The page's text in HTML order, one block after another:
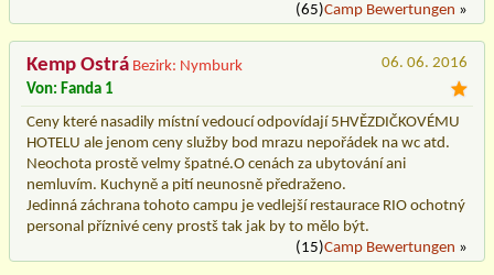
(65)Camp Bewertungen »
Kemp Ostrá Bezirk: Nymburk
06. 06. 2016
Von: Fanda 1
Ceny které nasadily místní vedoucí odpovídají 5HVĚZDIČKOVÉMU
HOTELU ale jenom ceny služby bod mrazu nepořádek na wc atd.
Neochota prostě velmy špatné.O cenách za ubytování ani
nemluvím. Kuchyně a pití neunosně předraženo.
Jedinná záchrana tohoto campu je vedlejší restaurace RIO ochotný
personal příznivé ceny prostš tak jak by to mělo být.
(15)Camp Bewertungen »